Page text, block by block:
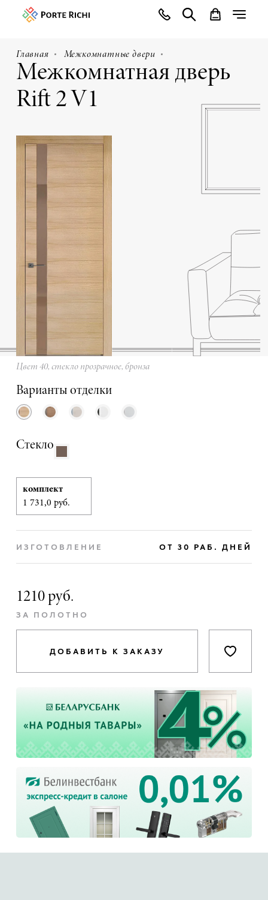
ИЗГОТОВЛЕНИЕ ОТ 30 РАБ. ДНЕЙ
1210 руб.
ЗА ПОЛОТНО
ДОБАВИТЬ К ЗАКАЗУ
Главная Межкомнатные двери
Межкомнатная дверь
Rift 2 V1
Цвет 40, стекло прозрачное, бронза
Варианты отделки
Стекло
комплект
1 731,0 руб.